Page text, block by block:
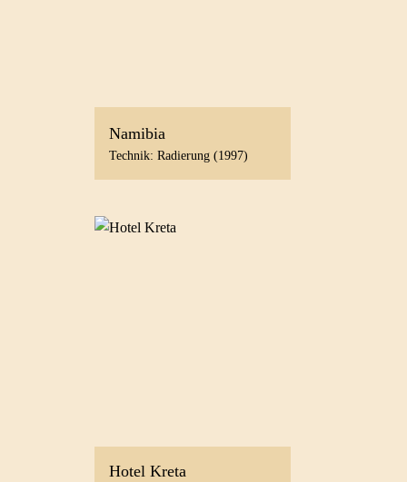
Namibia
Technik: Radierung (1997)
Hotel Kreta